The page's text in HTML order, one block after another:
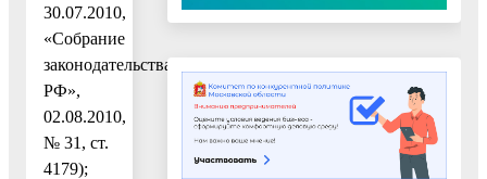
30.07.2010,
«Собрание
законодательства
РФ»,
02.08.2010,
№ 31, ст.
4179);